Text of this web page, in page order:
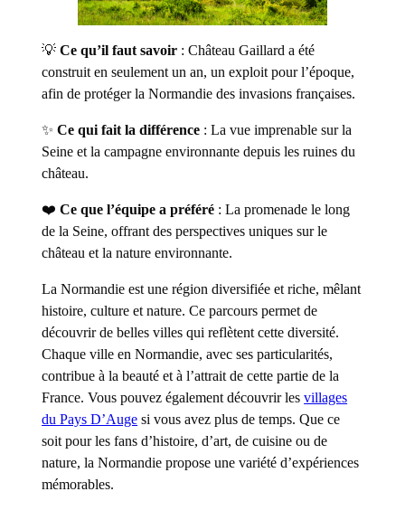
💡Ce qu’il faut savoir : Château Gaillard a été
construit en seulement un an, un exploit pour l’époque,
afin de protéger la Normandie des invasions françaises.
✨Ce qui fait la différence : La vue imprenable sur la
Seine et la campagne environnante depuis les ruines du
château.
❤️Ce que l’équipe a préféré : La promenade le long
de la Seine, offrant des perspectives uniques sur le
château et la nature environnante.
La Normandie est une région diversifiée et riche, mêlant
histoire, culture et nature. Ce parcours permet de
découvrir de belles villes qui reflètent cette diversité.
Chaque ville en Normandie, avec ses particularités,
contribue à la beauté et à l’attrait de cette partie de la
France. Vous pouvez également découvrir lesvillages
du Pays D’Auge si vous avez plus de temps. Que ce
soit pour les fans d’histoire, d’art, de cuisine ou de
nature, la Normandie propose une variété d’expériences
mémorables.